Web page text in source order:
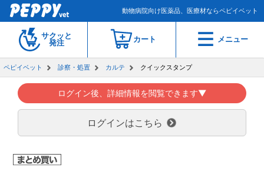
動物病院向け医薬品、医療材ならペピイベット
サクッと
発注
カート メニュー
ペピイベット 診察・処置 カルテ クイックスタンプ
ログイン後、詳細情報を閲覧できます▼
ログインはこちら